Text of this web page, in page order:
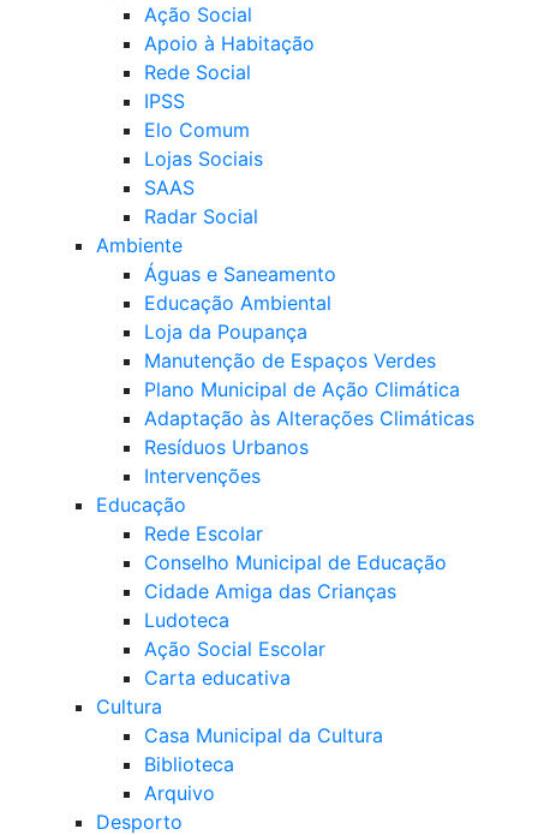
Ação Social
Apoio à Habitação
Rede Social
IPSS
Elo Comum
Lojas Sociais
SAAS
Radar Social
Ambiente
Águas e Saneamento
Educação Ambiental
Loja da Poupança
Manutenção de Espaços Verdes
Plano Municipal de Ação Climática
Adaptação às Alterações Climáticas
Resíduos Urbanos
Intervenções
Educação
Rede Escolar
Conselho Municipal de Educação
Cidade Amiga das Crianças
Ludoteca
Ação Social Escolar
Carta educativa
Cultura
Casa Municipal da Cultura
Biblioteca
Arquivo
Desporto